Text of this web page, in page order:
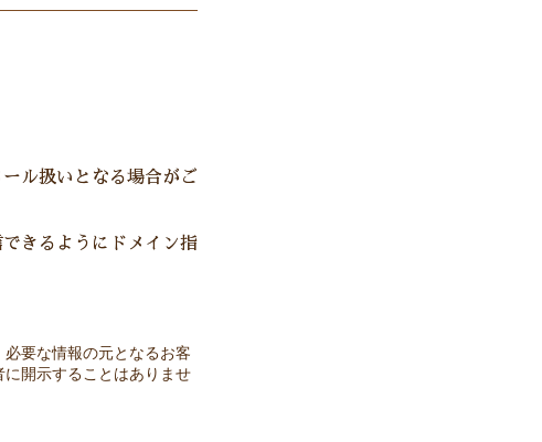
ル扱いとなる場合がご
きるようにドメイン指
要な情報の元となるお客
開示することはありませ